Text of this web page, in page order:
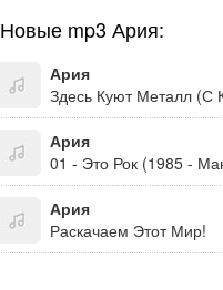
Новые mp3 Ария:
Ария
Здесь Куют Металл (С
Ария
01 - Это Рок (1985 -
Ария
Раскачаем Этот Мир!